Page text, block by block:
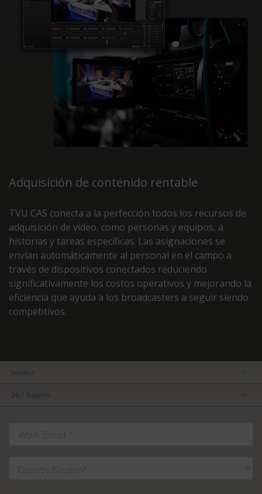
Adquisición de contenido rentable
TVU CAS conecta a la perfección todos los recursos de
adquisición de video, como personas y equipos, a
historias y tareas específicas. Las asignaciones se
envían automáticamente al personal en el campo a
través de dispositivos conectados reduciendo
significativamente los costos operativos y mejorando la
eficiencia que ayuda a los broadcasters a seguir siendo
competitivos.
Jurídico
24/7 Support